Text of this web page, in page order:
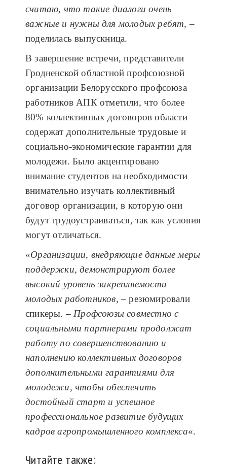
считаю, что такие диалоги очень
важные и нужны для молодых ребят, –
поделилась выпускница.
В завершение встречи, представители
Гродненской областной профсоюзной
организации Белорусского профсоюза
работников АПК отметили, что более
80% коллективных договоров области
содержат дополнительные трудовые и
социально-экономические гарантии для
молодежи. Было акцентировано
внимание студентов на необходимости
внимательно изучать коллективный
договор организации, в которую они
будут трудоустраиваться, так как условия
могут отличаться.
«Организации, внедряющие данные меры
поддержки, демонстрируют более
высокий уровень закрепляемости
молодых работников, – резюмировали
спикеры.– Профсоюзы совместно с
социальными партнерами продолжат
работу по совершенствованию и
наполнению коллективных договоров
дополнительными гарантиями для
молодежи, чтобы обеспечить
достойный старт и успешное
профессиональное развитие будущих
кадров агропромышленного комплекса«.
Читайте также: